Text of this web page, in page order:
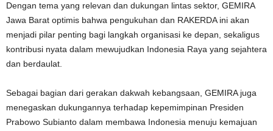
Dengan tema yang relevan dan dukungan lintas sektor, GEMIRA
Jawa Barat optimis bahwa pengukuhan dan RAKERDA ini akan
menjadi pilar penting bagi langkah organisasi ke depan, sekaligus
kontribusi nyata dalam mewujudkan Indonesia Raya yang sejahtera
dan berdaulat.
Sebagai bagian dari gerakan dakwah kebangsaan, GEMIRA juga
menegaskan dukungannya terhadap kepemimpinan Presiden
Prabowo Subianto dalam membawa Indonesia menuju kemajuan